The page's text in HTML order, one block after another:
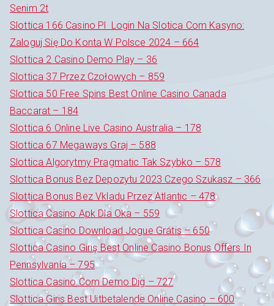
Senim 2t
Slottica 166 Casino Pl ️ Login Na Slotica Com Kasyno:
Zaloguj Się Do Konta W Polsce 2024 – 664
Slottica 2 Casino Demo Play – 36
Slottica 37 Przez Czołowych – 859
Slottica 50 Free Spins Best Online Casino Canada
Baccarat – 184
Slottica 6 Online Live Casino Australia – 178
Slottica 67 Megaways Graj – 588
Slottica Algorytmy Pragmatic Tak Szybko – 578
Slottica Bonus Bez Depozytu 2023 Czego Szukasz – 366
Slottica Bonus Bez Vkladu Przez Atlantic – 478
Slottica Casino Apk Dla Oka – 559
Slottica Casino Download Jogue Grátis – 650
Slottica Casino Giriş Best Online Casino Bonus Offers In
Pennsylvania – 795
Slottica Casino.Com Demo Dig – 727
Slottica Giris Best Uitbetalende Online Casino – 600